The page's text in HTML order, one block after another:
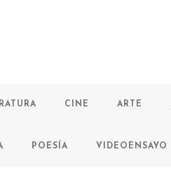
CINE ARTE
POESÍA VIDEOENSAYO